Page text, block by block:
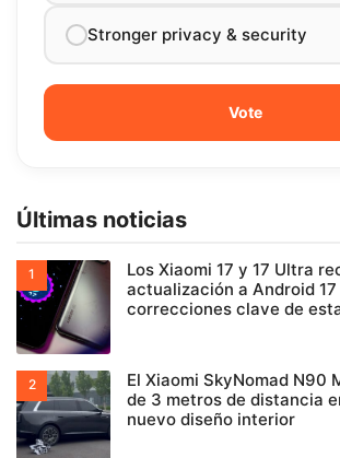
Stronger privacy & security
Últimas noticias
Los Xiaomi 17 y 17 Ultra
actualización a Android 17
correcciones clave de
El Xiaomi SkyNomad N90
de 3 metros de distancia
nuevo diseño interior